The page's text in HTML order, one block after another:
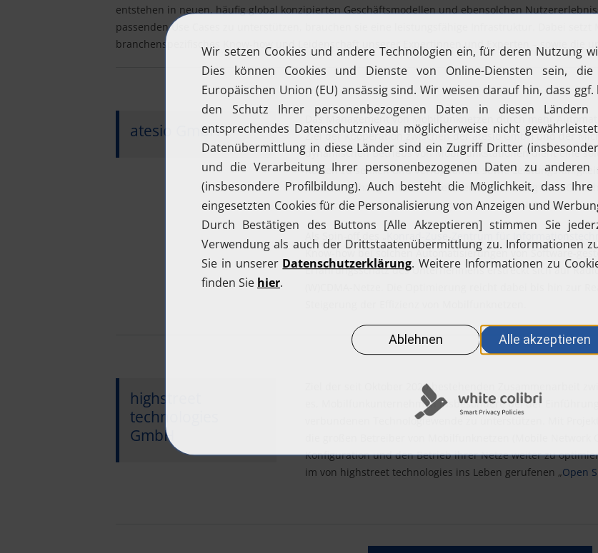
entstehen in neuen, häufig global konzipierten Geschäftsmodellen und ebensolchen
passenden Use Cases zu unterstützen, brauchen sie eine leistungsfähige Infrastruktur. Dabei setzt
branchenspezifisches Know-how und Leidenschaft unserer Expertinnen und Experten – sowie die
atesio GmbH
Das Management von Mobilfunknetzen durch mehr
Ziel der Kooperation zwischen deratesio GmbHund der
dynamischen Betriebs von Mobilfunkstationen dient eine
Kosten zu senken und Verfügbarkeit sowie
Zusammenhang mit der zunehmenden Nutzung der 5G-
bringt, ebenso wie für sogenannte „Campus-Netze“.
Als Spin-off des „Konrad-Zuse-Zentrum für
Know-how bei solchen Automatisierungen von Software-
Erfahrungsschatz des Unternehmens erstreckt sich auf
(W)CDMA-Netze. Die Optimierung reicht dabei bis hin zur
highstreet
technologies
GmbH
Ziel der seit Oktober 2020 bestehenden Zusammenarbeit
es, Mobilfunkunternehmen insbesondere bei der
verbundenen Technologiewende zu unterstützen. Mit
die großen Betreiber von Mobilfunknetzen (Mobile
Konfiguration und den Betrieb ihrer Netze weiter zu
im von highstreet technologies ins Leben gerufenen „Open